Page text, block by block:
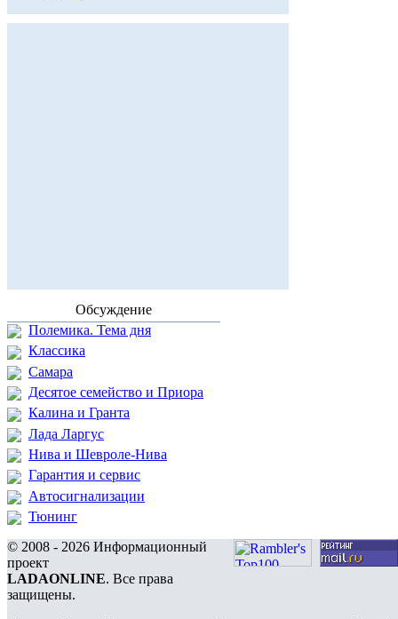
Обсуждение
Полемика. Тема дня
Классика
Самара
Десятое семейство и Приора
Калина и Гранта
Лада Ларгус
Нива и Шевроле-Нива
Гарантия и сервис
Автосигнализации
Тюнинг
© 2008 - 2026 Информационный
проект
LADAONLINE. Все права
защищены.